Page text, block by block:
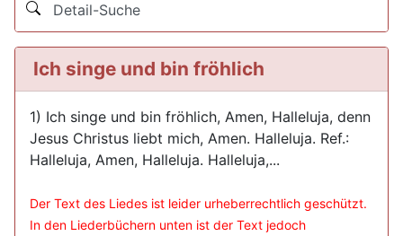
Detail-Suche
Ich singe und bin fröhlich
1) Ich singe und bin fröhlich, Amen, Halleluja, denn
Jesus Christus liebt mich, Amen. Halleluja. Ref.:
Halleluja, Amen, Halleluja. Halleluja,...
Der Text des Liedes ist leider urheberrechtlich geschützt.
In den Liederbüchern unten ist der Text jedoch